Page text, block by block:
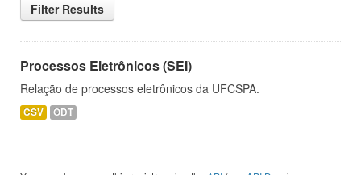
Filter Results
Processos Eletrônicos (SEI)
Relação de processos eletrônicos da UFCSPA.
CSV ODT